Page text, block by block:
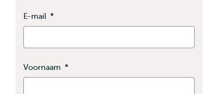
E-mail *
Voornaam *